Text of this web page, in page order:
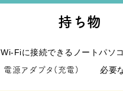
持ち物
Wi-Fiに接続できるノートパソ
電源アダプタ(充電) 必要